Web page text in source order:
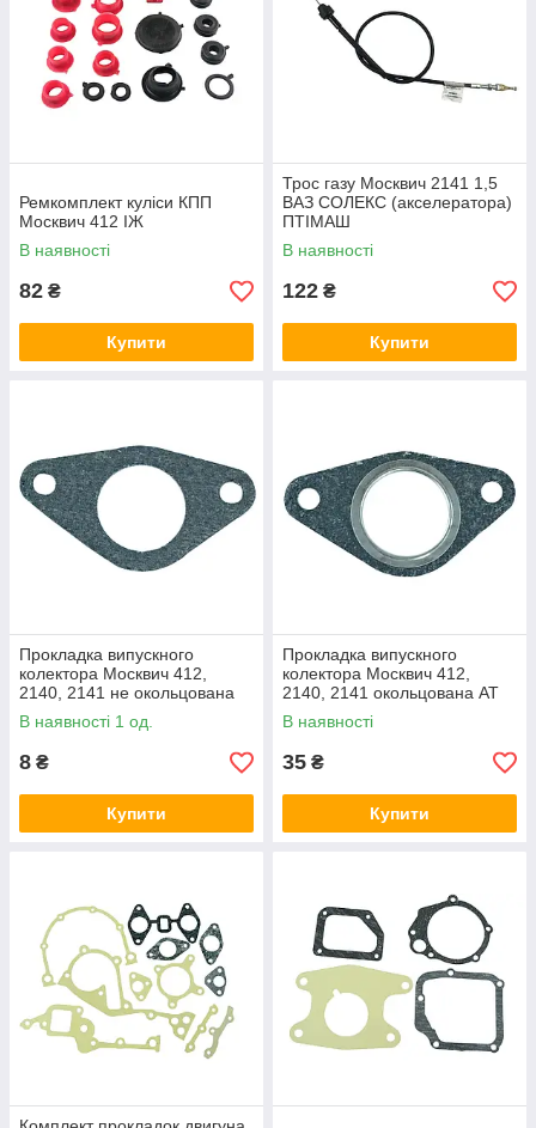
Ремкомплект куліси КПП
Москвич 412 ІЖ
В наявності
82 ₴
Купити
Трос газу Москвич 2141 1,5
ВАЗ СОЛЕКС (акселератора)
ПТІМАШ
В наявності
122 ₴
Купити
Прокладка випускного
колектора Москвич 412,
2140, 2141 не окольцована
В наявності 1 од.
8 ₴
Купити
Прокладка випускного
колектора Москвич 412,
2140, 2141 окольцована AT
В наявності
35 ₴
Купити